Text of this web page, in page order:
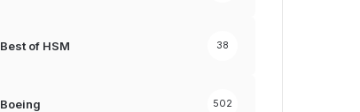
Best of HSM 38
Boeing 502